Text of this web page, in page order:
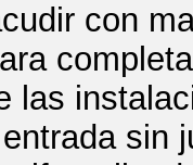
con
las
sin